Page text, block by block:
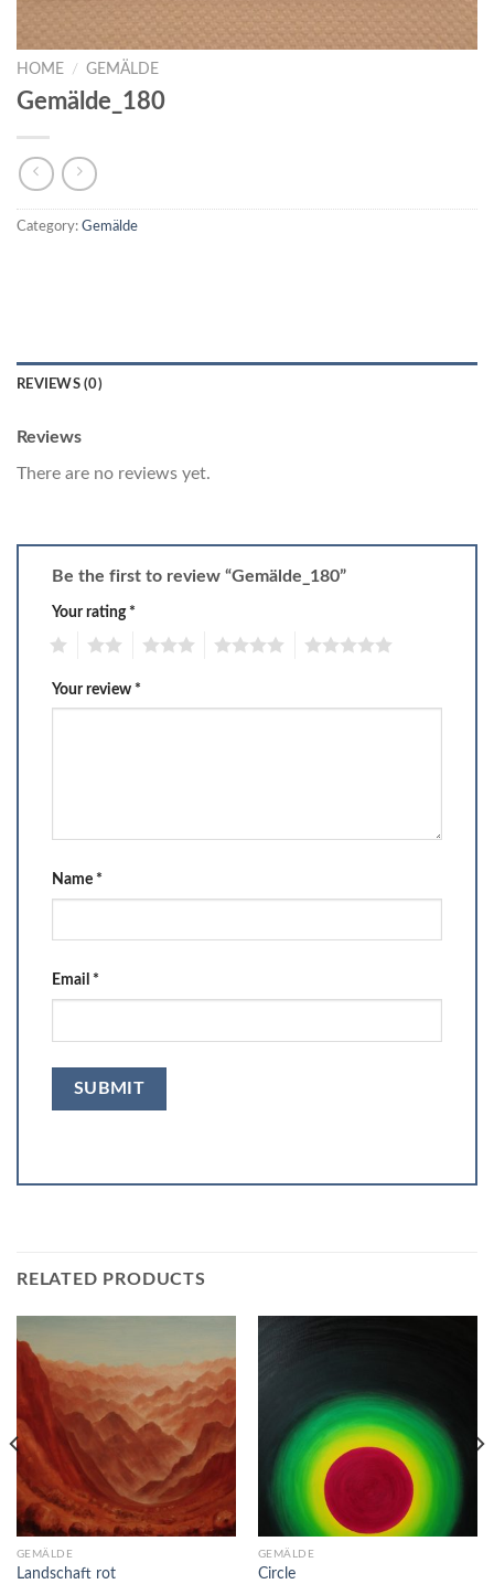
HOME / GEMÄLDE
Gemälde_180
Category: Gemälde
REVIEWS (0)
Reviews
There are no reviews yet.
Be the first to review “Gemälde_180”
Your rating *
Your review *
Name *
Email *
RELATED PRODUCTS
GEMÄLDE
Landschaft rot
GEMÄLDE
Circle